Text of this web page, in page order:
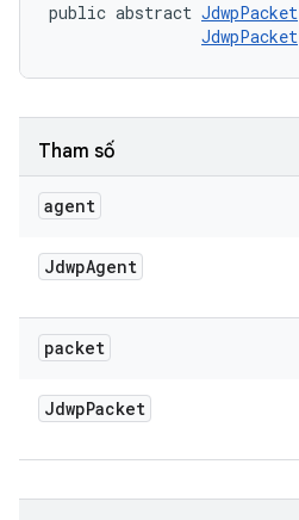
public abstract JdwpPacket
JdwpPacket
Tham số
agent
JdwpAgent
packet
JdwpPacket